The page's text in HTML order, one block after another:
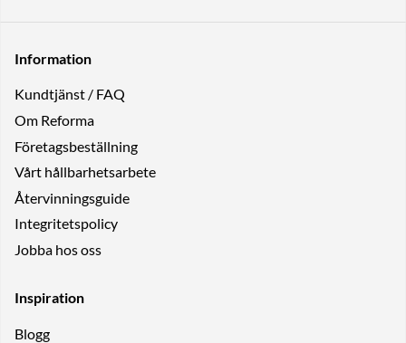
Information
Kundtjänst / FAQ
Om Reforma
Företagsbeställning
Vårt hållbarhetsarbete
Återvinningsguide
Integritetspolicy
Jobba hos oss
Inspiration
Blogg